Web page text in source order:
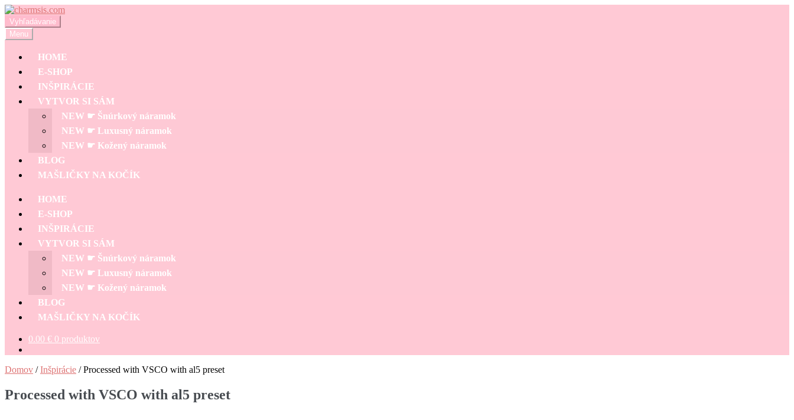
Preskočiť
na
navigáciu
Preskočiť
na
obsah
Hľadať:
Vyhľadávanie
Menu
HOME
E-SHOP
INŠPIRÁCIE
VYTVOR SI SÁM
NEW ☛ Šnúrkový náramok
NEW ☛ Luxusný náramok
NEW ☛ Kožený náramok
BLOG
MAŠLIČKY NA KOČÍK
HOME
E-SHOP
INŠPIRÁCIE
VYTVOR SI SÁM
NEW ☛ Šnúrkový náramok
NEW ☛ Luxusný náramok
NEW ☛ Kožený náramok
BLOG
MAŠLIČKY NA KOČÍK
0.00 € 0 produktov
Domov /Inšpirácie /Processed with VSCO with al5 preset
Processed with VSCO with al5 preset